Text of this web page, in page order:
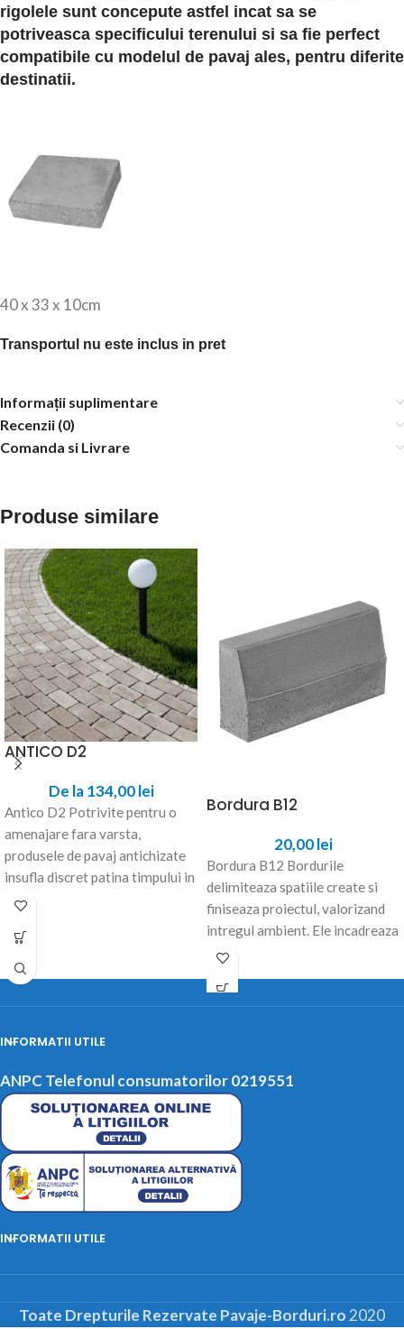
rigolele sunt concepute astfel incat sa se
potriveasca specificului terenului si sa fie perfect
compatibile cu modelul de pavaj ales, pentru diferite
destinatii.
40 x 33 x 10cm
Transportul nu este inclus in pret
Informații suplimentare
Recenzii (0)
Comanda si Livrare
Produse similare
ANTICO D2
De la 134,00lei
Antico D2 Potrivite pentru o
amenajare fara varsta,
produsele de pavaj antichizate
insufla discret patina timpului in
spatiul amenajat. Disponibile
Bordura B12
20,00lei
Bordura B12 Bordurile
delimiteaza spatiile create si
finiseaza proiectul, valorizand
intregul ambient. Ele incadreaza
si dau forma concreta aleilor,
INFORMATII UTILE
ANPC Telefonul consumatorilor 0219551
INFORMATII UTILE
Toate Drepturile Rezervate Pavaje-Borduri.ro 2020